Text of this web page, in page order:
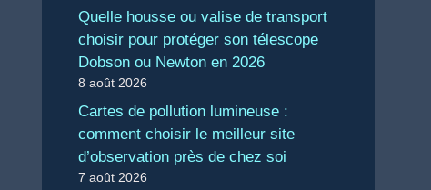
Quelle housse ou valise de transport
choisir pour protéger son télescope
Dobson ou Newton en 2026
8 août 2026
Cartes de pollution lumineuse :
comment choisir le meilleur site
d’observation près de chez soi
7 août 2026